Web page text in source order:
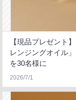
【現品プレゼント
レンジングオイル
を30名様に
2026/7/1